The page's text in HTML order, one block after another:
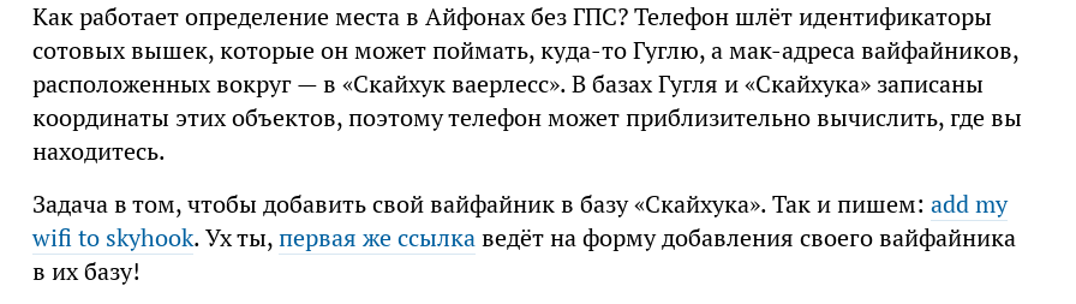
Как работает определение места в Айфонах без ГПС? Телефон шлёт идентификаторы
сотовых вышек, которые он может поймать, куда-то Гуглю, а мак-адреса вайфайников,
расположенных вокруг — в «Скайхук ваерлесс». В базах Гугля и «Скайхука» записаны
координаты этих объектов, поэтому телефон может приблизительно вычислить, где вы
находитесь.
Задача в том, чтобы добавить свой вайфайник в базу «Скайхука». Так и пишем: add my
wifi to skyhook. Ух ты,первая же ссылкаведёт на форму добавления своего вайфайника
в их базу!